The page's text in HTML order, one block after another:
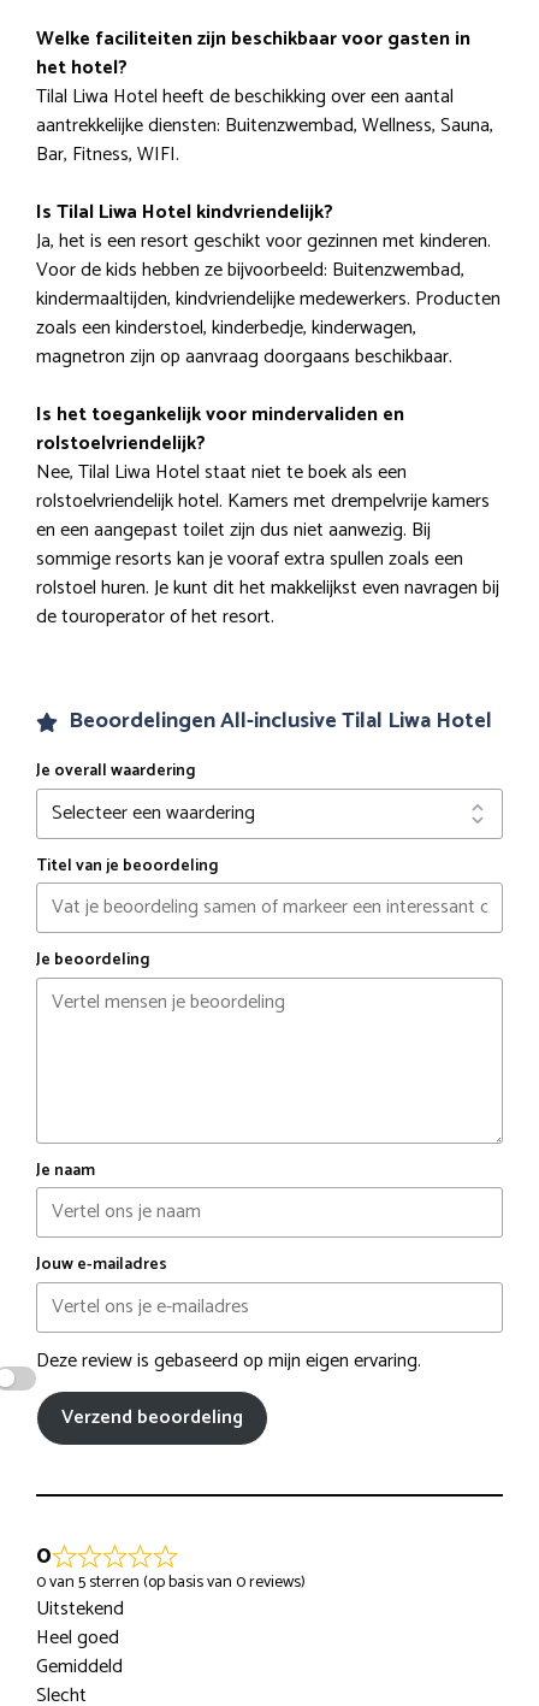
Welke faciliteiten zijn beschikbaar voor gasten in
het hotel?
Tilal Liwa Hotel heeft de beschikking over een aantal
aantrekkelijke diensten: Buitenzwembad, Wellness, Sauna,
Bar, Fitness, WIFI.
Is Tilal Liwa Hotel kindvriendelijk?
Ja, het is een resort geschikt voor gezinnen met kinderen.
Voor de kids hebben ze bijvoorbeeld: Buitenzwembad,
kindermaaltijden, kindvriendelijke medewerkers. Producten
zoals een kinderstoel, kinderbedje, kinderwagen,
magnetron zijn op aanvraag doorgaans beschikbaar.
Is het toegankelijk voor mindervaliden en
rolstoelvriendelijk?
Nee, Tilal Liwa Hotel staat niet te boek als een
rolstoelvriendelijk hotel. Kamers met drempelvrije kamers
en een aangepast toilet zijn dus niet aanwezig. Bij
sommige resorts kan je vooraf extra spullen zoals een
rolstoel huren. Je kunt dit het makkelijkst even navragen bij
de touroperator of het resort.
Beoordelingen All-inclusive Tilal Liwa Hotel
Je overall waardering
Titel van je beoordeling
Je beoordeling
Je naam
Jouw e-mailadres
Deze review is gebaseerd op mijn eigen ervaring.
Verzend beoordeling
0
0 van 5 sterren (op basis van 0 reviews)
Uitstekend
Heel goed
Gemiddeld
Slecht